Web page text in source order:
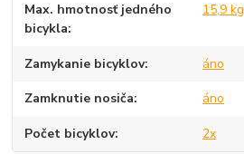
Max. hmotnosť jedného
bicykla
15,9 kg
Zamykanie bicyklov áno
Zamknutie nosiča áno
Počet bicyklov 2x